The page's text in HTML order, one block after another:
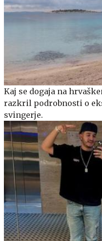
Kaj se dogaja na
razkril podrobnosti o
svingerje.